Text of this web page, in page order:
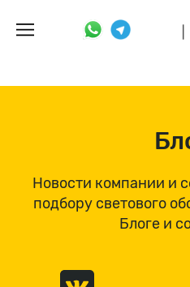
Новости компании и
подбору светового
Блоге и